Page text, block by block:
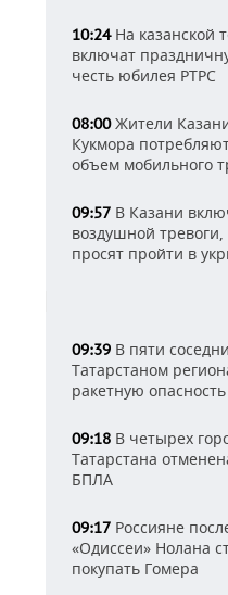
10:24На казанской
включат
честь юбилея РТРС
08:00Жители
Кукмора
объем мобильного
09:57 В Казани
воздушной
просят пройти в
09:39 В пяти
Татарстаном
ракетную опасность
09:18 В четырех
Татарстана
БПЛА
09:17 Россияне
«Одиссеи» Нолана
покупать Гомера